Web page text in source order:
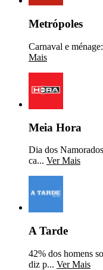
Metrópoles
Carnaval e
Mais
Meia Hora
Dia dos
ca... Ver Mais
A Tarde
42% dos homens
diz p... Ver Mais